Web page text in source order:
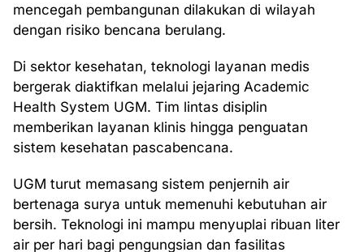
mencegah pembangunan dilakukan di wilayah
dengan risiko bencana berulang.
Di sektor kesehatan, teknologi layanan medis
bergerak diaktifkan melalui jejaring Academic
Health System UGM. Tim lintas disiplin
memberikan layanan klinis hingga penguatan
sistem kesehatan pascabencana.
UGM turut memasang sistem penjernih air
bertenaga surya untuk memenuhi kebutuhan air
bersih. Teknologi ini mampu menyuplai ribuan liter
air per hari bagi pengungsian dan fasilitas